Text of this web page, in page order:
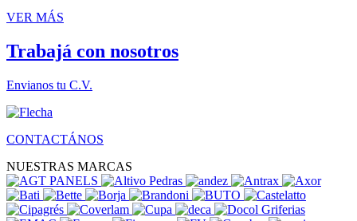
VER MÁS
Trabajá con nosotros
Envianos tu C.V.
CONTACTÁNOS
NUESTRAS MARCAS